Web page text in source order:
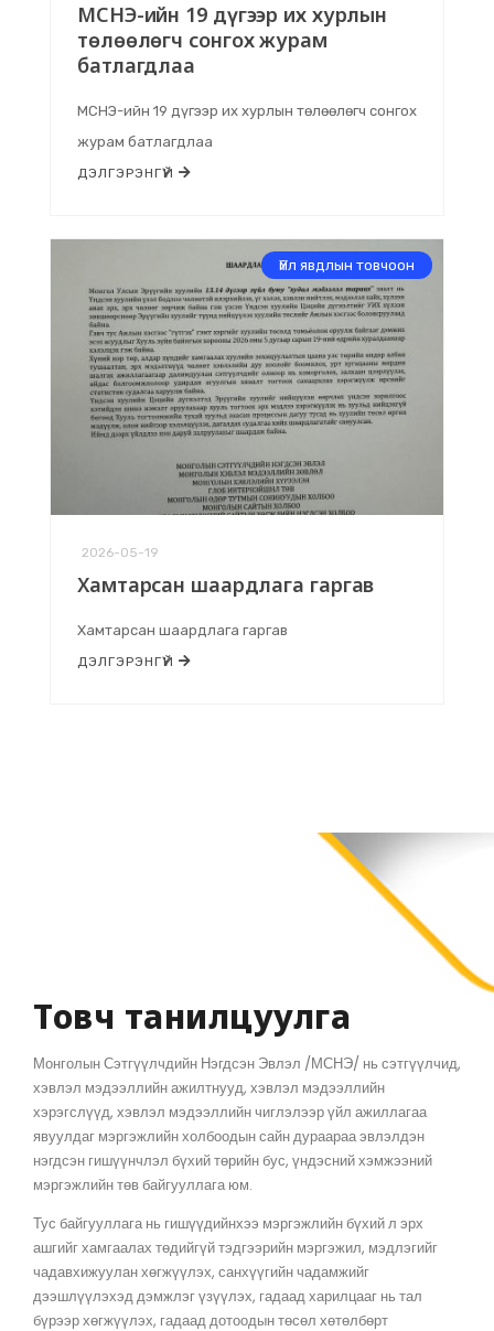
МСНЭ-ийн 19 дүгээр их хурлын
төлөөлөгч сонгох журам
батлагдлаа
МСНЭ-ийн 19 дүгээр их хурлын төлөөлөгч сонгох
журам батлагдлаа
ДЭЛГЭРЭНГҮЙ
Үйл явдлын товчоон
2026-05-19
Хамтарсан шаардлага гаргав
Хамтарсан шаардлага гаргав
ДЭЛГЭРЭНГҮЙ
Товч танилцуулга
Монголын Сэтгүүлчдийн Нэгдсэн Эвлэл /МСНЭ/ нь сэтгүүлчид,
хэвлэл мэдээллийн ажилтнууд, хэвлэл мэдээллийн
хэрэгслүүд, хэвлэл мэдээллийн чиглэлээр үйл ажиллагаа
явуулдаг мэргэжлийн холбоодын сайн дураараа эвлэлдэн
нэгдсэн гишүүнчлэл бүхий төрийн бус, үндэсний хэмжээний
мэргэжлийн төв байгууллага юм.
Тус байгууллага нь гишүүдийнхээ мэргэжлийн бүхий л эрх
ашгийг хамгаалах төдийгүй тэдгээрийн мэргэжил, мэдлэгийг
чадавхижуулан хөгжүүлэх, санхүүгийн чадамжийг
дээшлүүлэхэд дэмжлэг үзүүлэх, гадаад харилцааг нь тал
бүрээр хөгжүүлэх, гадаад дотоодын төсөл хөтөлбөрт